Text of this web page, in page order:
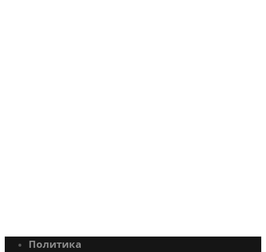
Политика